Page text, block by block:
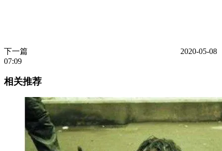
下一篇
2020-05-08
07:09
相关推荐